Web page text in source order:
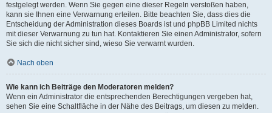
festgelegt werden. Wenn Sie gegen eine dieser Regeln verstoßen haben,
kann sie Ihnen eine Verwarnung erteilen. Bitte beachten Sie, dass dies die
Entscheidung der Administration dieses Boards ist und phpBB Limited nichts
mit dieser Verwarnung zu tun hat. Kontaktieren Sie einen Administrator, sofern
Sie sich die nicht sicher sind, wieso Sie verwarnt wurden.
Nach oben
Wie kann ich Beiträge den Moderatoren melden?
Wenn ein Administrator die entsprechenden Berechtigungen vergeben hat,
sehen Sie eine Schaltfläche in der Nähe des Beitrags, um diesen zu melden.